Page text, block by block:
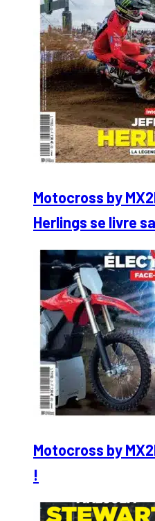
Motocross by
Herlings se livre
Motocross by
!